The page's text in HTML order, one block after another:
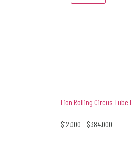
Lion Rolling Circus Tube
$12.000 – $384.000